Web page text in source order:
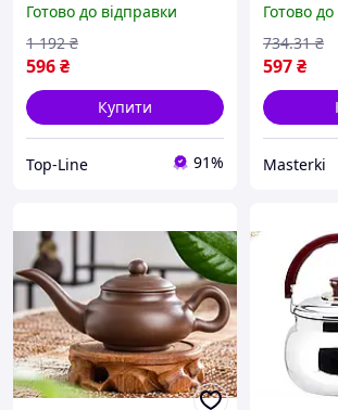
якому місці
Готово до відправки
596₴
1 192 ₴
Купити
Top-Line 91%
всіх плит
Готово
597₴
734.31 ₴
Masterki